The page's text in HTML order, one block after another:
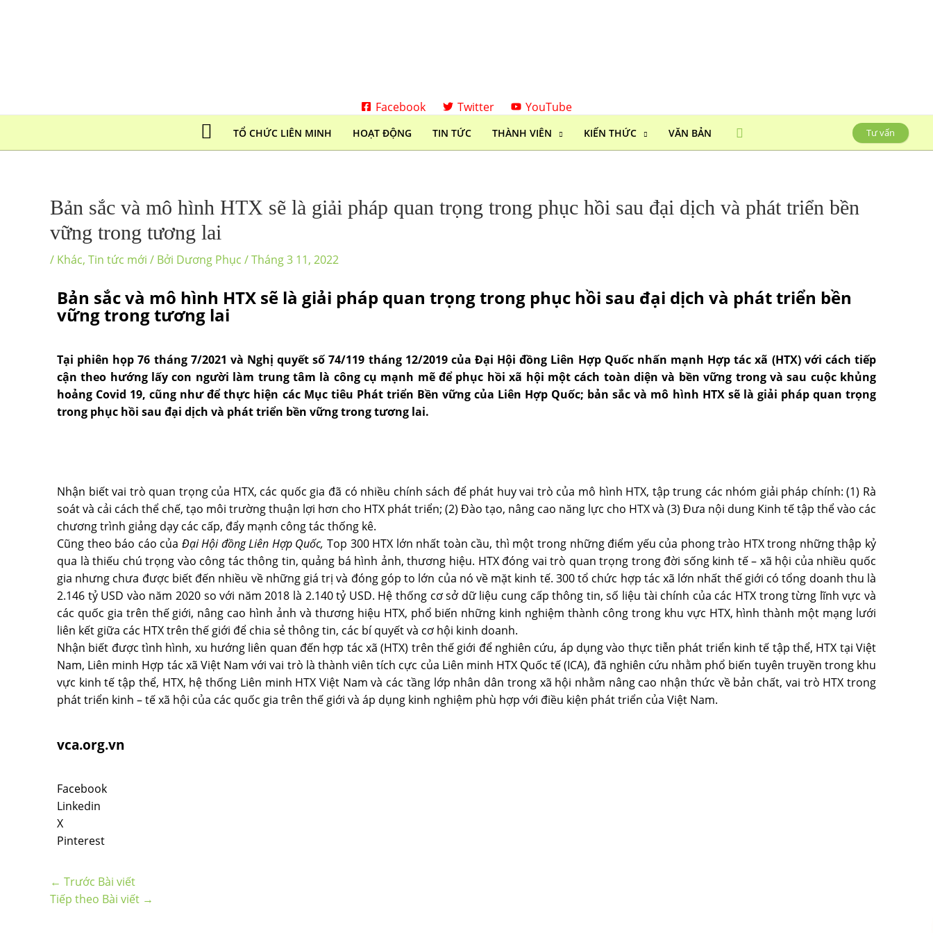
Facebook Twitter YouTube
TỔ CHỨC LIÊN MINH HOẠT ĐỘNG TIN TỨC THÀNH VIÊN KIẾN THỨC VĂN BẢN Tư vấn
Bản sắc và mô hình HTX sẽ là giải pháp quan trọng trong phục hồi sau đại dịch và phát triển bền
vững trong tương lai
/ Khác, Tin tức mới / Bởi Dương Phục /Tháng 3 11, 2022
Bản sắc và mô hình HTX sẽ là giải pháp quan trọng trong phục hồi sau đại dịch và phát triển bền
vững trong tương lai
Tại phiên họp 76 tháng 7/2021 và Nghị quyết số 74/119 tháng 12/2019 của Đại Hội đồng Liên Hợp Quốc nhấn mạnh Hợp tác xã (HTX)với cách tiếp
cận theo hướng lấy con người làm trung tâm là công cụ mạnh mẽ để phục hồi xã hội một cách toàn diện và bền vững trong và sau cuộc khủng
hoảng Covid 19, cũng như để thực hiện các Mục tiêu Phát triển Bền vững của Liên Hợp Quốc; bản sắc và mô hình HTX sẽ là giải pháp quan trọng
trong phục hồi sau đại dịch và phát triển bền vững trong tương lai.
Nhận biết vai trò quan trọng của HTX, các quốc gia đã có nhiều chính sách để phát huy vai trò của mô hình HTX, tập trung các nhóm giải pháp chính: (1) Rà
soát và cải cách thể chế, tạo môi trường thuận lợi hơn cho HTX phát triển; (2) Đào tạo, nâng cao năng lực cho HTX và (3) Đưa nội dung Kinh tế tập thể vào các
chương trình giảng dạy các cấp, đẩy mạnh công tác thống kê.
Cũng theo báo cáo của Đại Hội đồng Liên Hợp Quốc,Top 300 HTX lớn nhất toàn cầu, thì một trong những điểm yếu của phong trào HTX trong những thập kỷ
qua là thiếu chú trọng vào công tác thông tin, quảng bá hình ảnh, thương hiệu. HTX đóng vai trò quan trọng trong đời sống kinh tế – xã hội của nhiều quốc
gia nhưng chưa được biết đến nhiều về những giá trị và đóng góp to lớn của nó về mặt kinh tế. 300 tổ chức hợp tác xã lớn nhất thế giới có tổng doanh thu là
2.146 tỷ USD vào năm 2020 so với năm 2018 là 2.140 tỷ USD. Hệ thống cơ sở dữ liệu cung cấp thông tin, số liệu tài chính của các HTX trong từng lĩnh vực và
các quốc gia trên thế giới, nâng cao hình ảnh và thương hiệu HTX, phổ biến những kinh nghiệm thành công trong khu vực HTX, hình thành một mạng lưới
liên kết giữa các HTX trên thế giới để chia sẻ thông tin, các bí quyết và cơ hội kinh doanh.
Nhận biết được tình hình, xu hướng liên quan đến hợp tác xã (HTX) trên thế giới để nghiên cứu, áp dụng vào thực tiễn phát triển kinh tế tập thể, HTX tại Việt
Nam, Liên minh Hợp tác xã Việt Nam với vai trò là thành viên tích cực của Liên minh HTX Quốc tế (ICA), đã nghiên cứu nhằm phổ biến tuyên truyền trong khu
vực kinh tế tập thể, HTX, hệ thống Liên minh HTX Việt Nam và các tầng lớp nhân dân trong xã hội nhằm nâng cao nhận thức về bản chất, vai trò HTX trong
phát triển kinh – tế xã hội của các quốc gia trên thế giới và áp dụng kinh nghiệm phù hợp với điều kiện phát triển của Việt Nam.
vca.org.vn
Facebook
Linkedin
X
Pinterest
← Trước Bài viết
Tiếp theo Bài viết →